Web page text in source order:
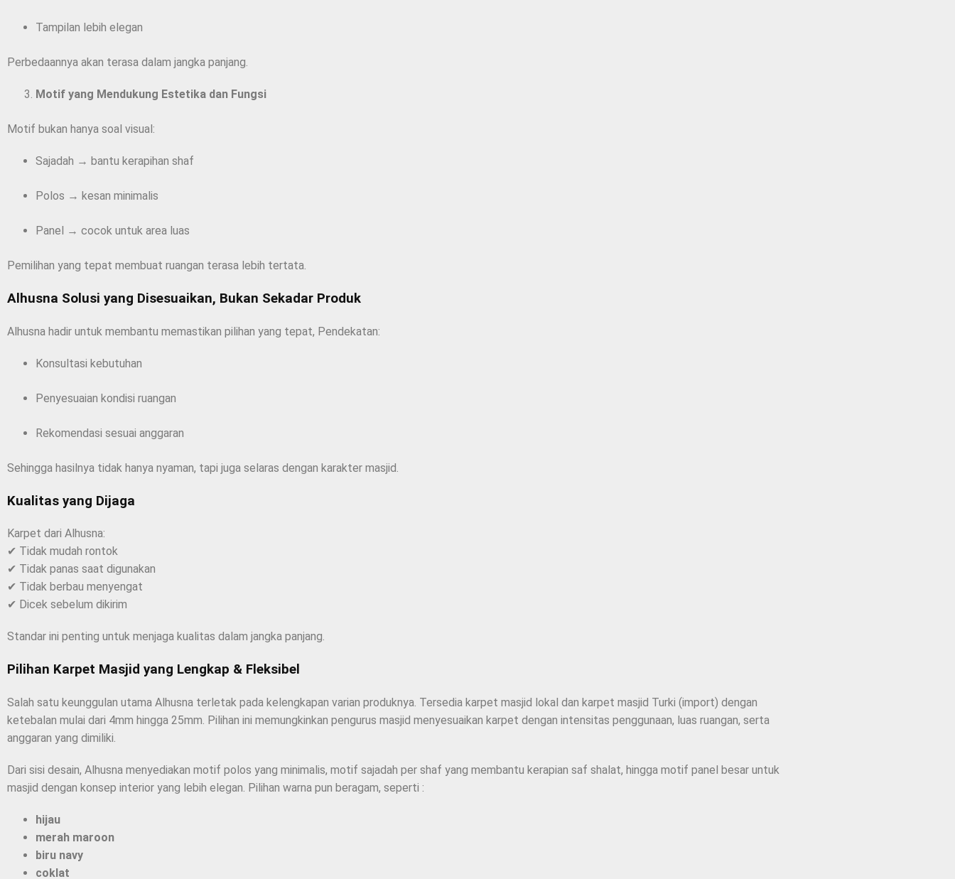
Tampilan lebih elegan
Perbedaannya akan terasa dalam jangka panjang.
Motif yang Mendukung Estetika dan Fungsi
Motif bukan hanya soal visual:
Sajadah → bantu kerapihan shaf
Polos → kesan minimalis
Panel → cocok untuk area luas
Pemilihan yang tepat membuat ruangan terasa lebih tertata.
Alhusna Solusi yang Disesuaikan, Bukan Sekadar Produk
Alhusna hadir untuk membantu memastikan pilihan yang tepat, Pendekatan:
Konsultasi kebutuhan
Penyesuaian kondisi ruangan
Rekomendasi sesuai anggaran
Sehingga hasilnya tidak hanya nyaman, tapi juga selaras dengan karakter masjid.
Kualitas yang Dijaga
Karpet dari Alhusna:
✔ Tidak mudah rontok
✔ Tidak panas saat digunakan
✔ Tidak berbau menyengat
✔ Dicek sebelum dikirim
Standar ini penting untuk menjaga kualitas dalam jangka panjang.
Pilihan Karpet Masjid yang Lengkap & Fleksibel
Salah satu keunggulan utama Alhusna terletak pada kelengkapan varian produknya. Tersedia karpet masjid lokal dan karpet masjid Turki (import) dengan
ketebalan mulai dari 4mm hingga 25mm. Pilihan ini memungkinkan pengurus masjid menyesuaikan karpet dengan intensitas penggunaan, luas ruangan, serta
anggaran yang dimiliki.
Dari sisi desain, Alhusna menyediakan motif polos yang minimalis, motif sajadah per shaf yang membantu kerapian saf shalat, hingga motif panel besar untuk
masjid dengan konsep interior yang lebih elegan. Pilihan warna pun beragam, seperti :
hijau
merah maroon
biru navy
coklat